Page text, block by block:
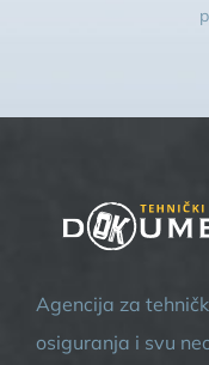
Agencija za
osiguranja i svu